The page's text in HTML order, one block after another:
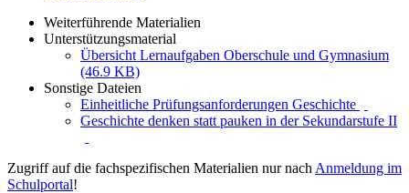
Weiterführende Materialien
Unterstützungsmaterial
Übersicht Lernaufgaben Oberschule und Gymnasium
(46.9 KB)
Sonstige Dateien
Einheitliche Prüfungsanforderungen Geschichte
Geschichte denken statt pauken in der Sekundarstufe II
Zugriff auf die fachspezifischen Materialien nur nach Anmeldung im
Schulportal!